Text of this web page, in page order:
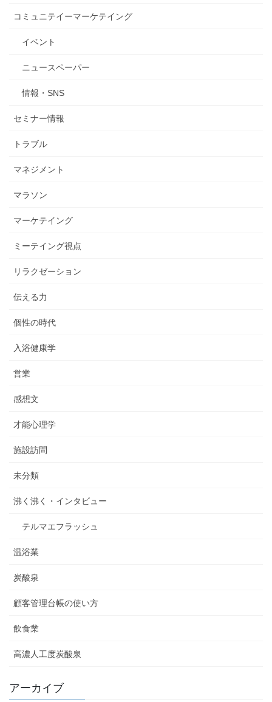
コミュニテイーマーケテイング
イベント
ニュースペーパー
情報・SNS
セミナー情報
トラブル
マネジメント
マラソン
マーケテイング
ミーテイング視点
リラクゼーション
伝える力
個性の時代
入浴健康学
営業
感想文
才能心理学
施設訪問
未分類
沸く沸く・インタビュー
テルマエフラッシュ
温浴業
炭酸泉
顧客管理台帳の使い方
飲食業
高濃人工度炭酸泉
アーカイブ